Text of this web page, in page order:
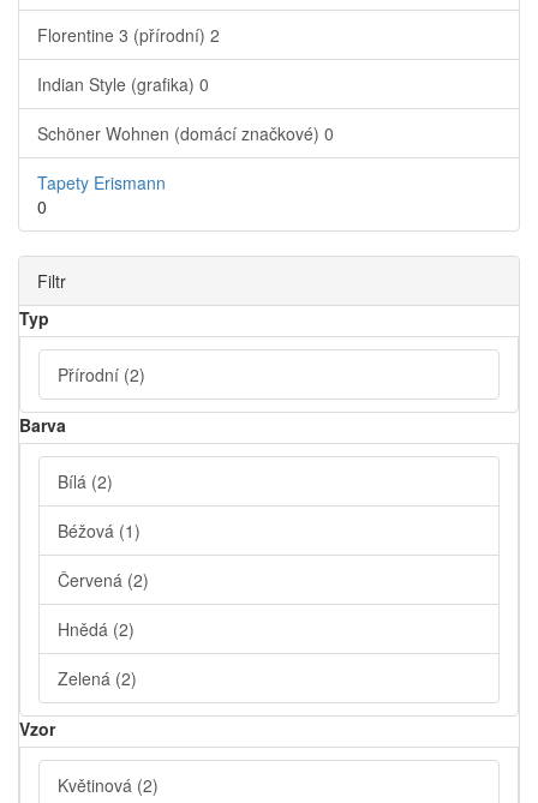
Florentine 3 (přírodní) 2
Indian Style (grafika) 0
Schöner Wohnen (domácí značkové) 0
Tapety Erismann
0
Filtr
Typ
Přírodní (2)
Barva
Bílá (2)
Béžová (1)
Červená (2)
Hnědá (2)
Zelená (2)
Vzor
Květinová (2)